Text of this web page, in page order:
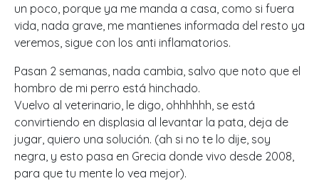
un poco, porque ya me manda a casa, como si fuera
vida, nada grave, me mantienes informada del resto ya
veremos, sigue con los anti inflamatorios.
Pasan 2 semanas, nada cambia, salvo que noto que el
hombro de mi perro está hinchado.
Vuelvo al veterinario, le digo, ohhhhhh, se está
convirtiendo en displasia al levantar la pata, deja de
jugar, quiero una solución. (ah si no te lo dije, soy
negra, y esto pasa en Grecia donde vivo desde 2008,
para que tu mente lo vea mejor).